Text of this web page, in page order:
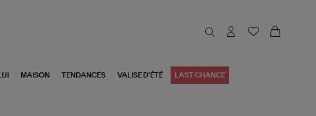
LUI MAISON TENDANCES VALISE D'ÉTÉ LAST CHANCE